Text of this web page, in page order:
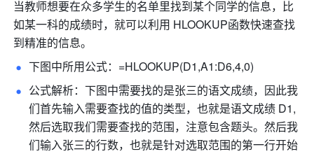
当教师想要在众多学生的名单里找到某个同学的信息，比
如某一科的成绩时，就可以利用 HLOOKUP函数快速查找
到精准的信息。
下图中所用公式：=HLOOKUP(D1,A1:D6,4,0)
公式解析：下图中需要找的是张三的语文成绩，因此我
们首先输入需要查找的值的类型，也就是语文成绩 D1,
然后选取我们需要查找的范围，注意包含题头。然后我
们输入张三的行数，也就是针对选取范围的第一行开始